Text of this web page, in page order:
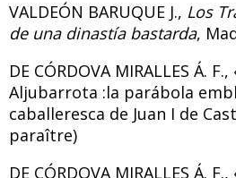
VALDEÓN BARUQUE J., Los
de una dinastía bastarda,
DE CÓRDOVA MIRALLES Á. F.,
Aljubarrota :la parábola
caballeresca de Juan I de
paraître)
DE CÓRDOVA MIRALLES Á. F.,